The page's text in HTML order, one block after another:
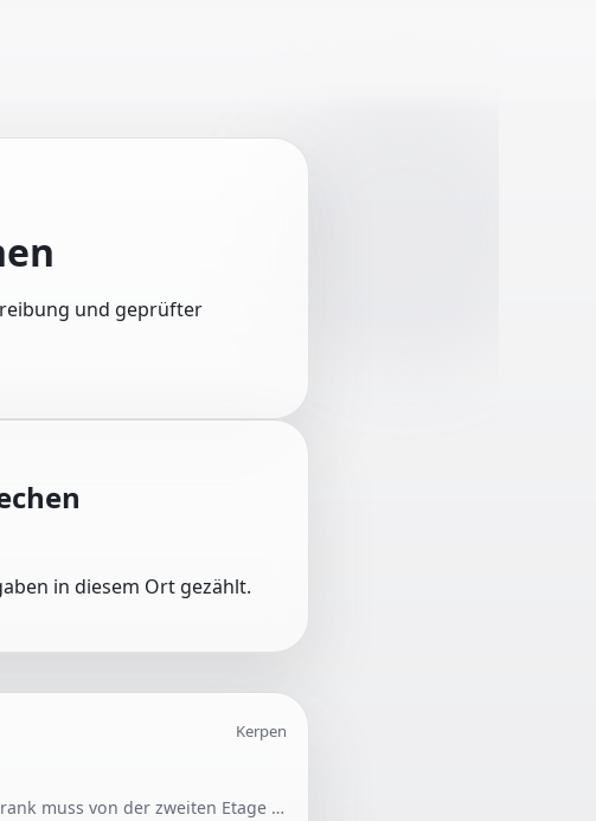
und geprüfter
in diesem Ort gezählt.
Kerpen
Suche professionelle Umzugsfirma für den Transport eines großen Schranks. Der Schrank muss von der zweiten Etage ohne Aufzug in Brühl abgeholt und in die vierte Etage ohne Aufzug in Kerpen Sindorf gebracht werden. Das Treppenhaus ist in beiden Wohnungen breit, was den Transport erleichtert.